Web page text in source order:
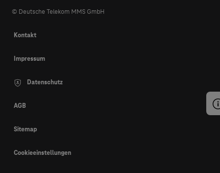
© Deutsche Telekom MMS GmbH
Kontakt
Impressum
Datenschutz
AGB
Sitemap
Cookieeinstellungen